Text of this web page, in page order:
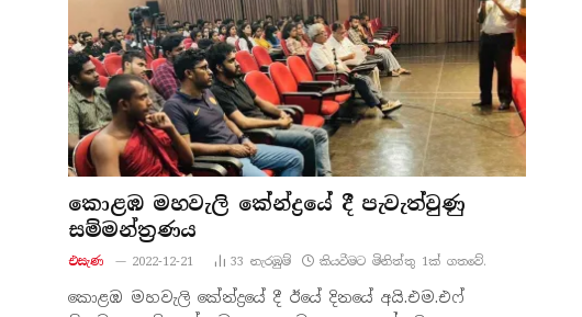
කොළඹ මහවැලි කේන්ද්‍රයේ දී පැවැත්වුණු
සම්මන්ත්‍රණය
එසැණ 2022-12-21 33 නැරඹු​ම් කියවීමට මිනිත්තු 1ක් ගතවේ.
කොළඹ මහවැලි කේන්ද්‍රයේ දී ඊයේ දිනයේ අයි.එම.එෆ්